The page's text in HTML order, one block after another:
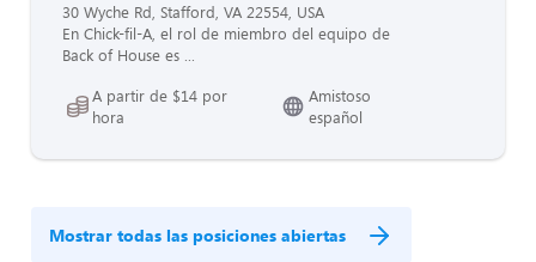
30 Wyche Rd, Stafford, VA 22554, USA
En Chick-fil-A, el rol de miembro del equipo de
Back of House es ...
A partir de $14 por
hora
Amistoso
español
Mostrar todas las posiciones abiertas